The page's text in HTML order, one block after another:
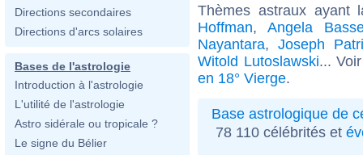
Directions secondaires
Directions d'arcs solaires
Bases de l'astrologie
Introduction à l'astrologie
L'utilité de l'astrologie
Astro sidérale ou tropicale ?
Le signe du Bélier
Thèmes astraux
Hoffman,Angela
Nayantara, Joseph
Witold Lutoslawski...
en 18° Vierge.
Base astrologique de
78 110 célébrités et